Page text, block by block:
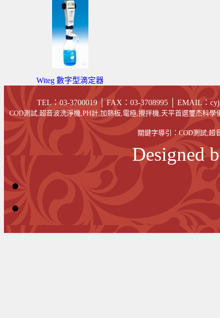
Witeg 數字型滴定器
TEL：03-3700019 │ FAX ：03-3708995 EMAIL：
COD測試,超音波洗淨機,PH計,加熱板,電極,攪拌機,天平首選璽杰科
關鍵字導引：COD測試,超
Designed